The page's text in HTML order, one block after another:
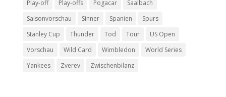
Play-off
Play-offs Pogacar
Saalbach
Saisonvorschau
Sinner Spanien
Spurs
Stanley Cup
Thunder Tod Tour
US Open
Vorschau
Wild Card Wimbledon
World Series
Yankees
Zverev Zwischenbilanz